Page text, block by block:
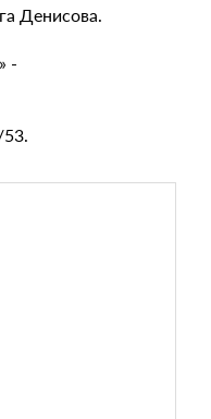
Денисова.
-